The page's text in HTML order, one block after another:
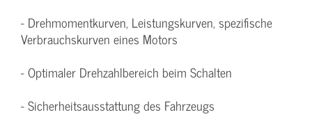
- Drehmomentkurven, Leistungskurven, spezifische
Verbrauchskurven eines Motors
- Optimaler Drehzahlbereich beim Schalten
- Sicherheitsausstattung des Fahrzeugs